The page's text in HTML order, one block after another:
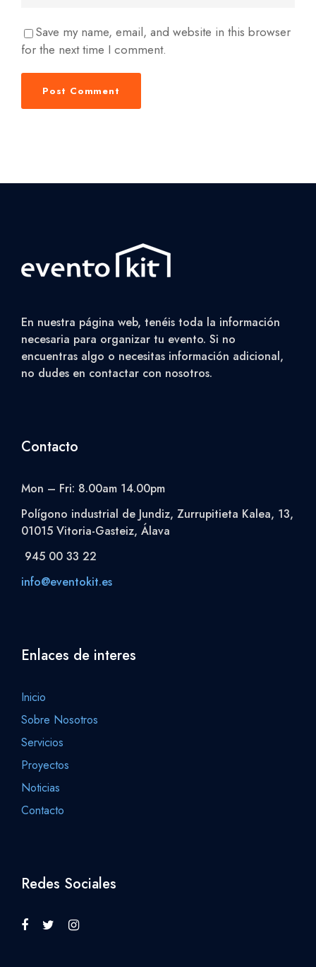
Save my name, email, and website in this browser
for the next time I comment.
En nuestra página web, tenéis toda la información
necesaria para organizar tu evento. Si no
encuentras algo o necesitas información adicional,
no dudes en contactar con nosotros.
Contacto
Mon – Fri: 8.00am 14.00pm
Polígono industrial de Jundiz, Zurrupitieta Kalea, 13,
01015 Vitoria-Gasteiz, Álava
945 00 33 22
info@eventokit.es
Enlaces de interes
Inicio
Sobre Nosotros
Servicios
Proyectos
Noticias
Contacto
Redes Sociales